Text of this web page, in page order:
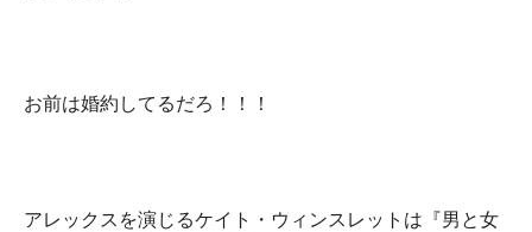
お前は婚約してるだろ！！！
アレックスを演じるケイト・ウィンスレットは『男と女